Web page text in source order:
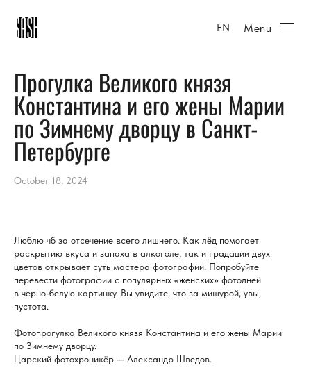
EN Menu
Прогулка Великого князя
Константина и его жены Марии
по Зимнему дворцу в Санкт-
Петербурге
October 18, 2024
Люблю чб за отсечение всего лишнего. Как лёд помогает
раскрытию вкуса и запаха в алкоголе, так и градации двух
цветов открывает суть мастера фотографии. Попробуйте
перевести фотографии с популярных «женских» фотодней
в черно-белую картинку. Вы увидите, что за мишурой, увы,
пустота.
Фотопрогулка Великого князя Константина и его жены Марии
по Зимнему дворцу.
Царский фотохроникёр — Александр Шведов.